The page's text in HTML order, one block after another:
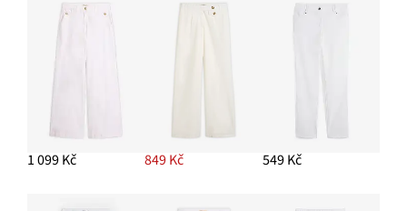
PŘIDAT DO KOŠÍKU
1 099 Kč 849 Kč 549 Kč